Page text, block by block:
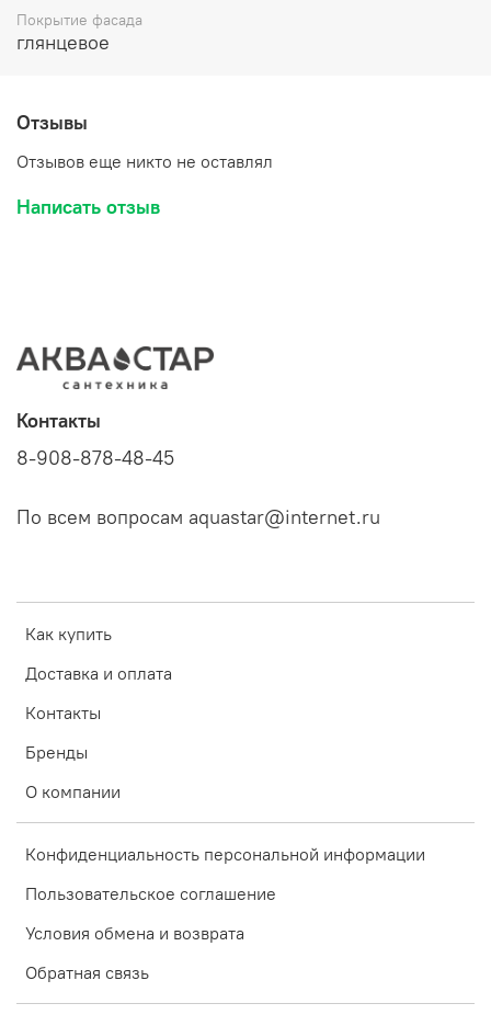
Покрытие фасада
глянцевое
Отзывы
Отзывов еще никто не оставлял
Написать отзыв
Как купить
Доставка и оплата
Контакты
Бренды
О компании
Конфиденциальность персональной информации
Пользовательское соглашение
Условия обмена и возврата
Обратная связь
Контакты
8-908-878-48-45
По всем вопросам aquastar@internet.ru